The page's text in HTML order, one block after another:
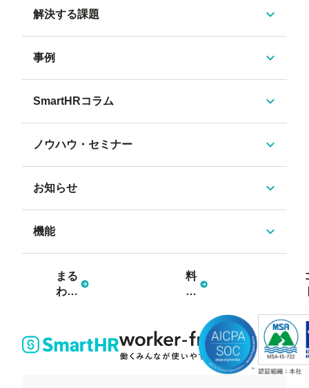
解決する課題
事例
SmartHRコラム
ノウハウ・セミナー
お知らせ
機能
まる
わか
セッ
料
金
ン